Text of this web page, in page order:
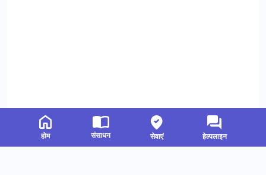
होम संसाधन सेवाएं हेल्पलाइन